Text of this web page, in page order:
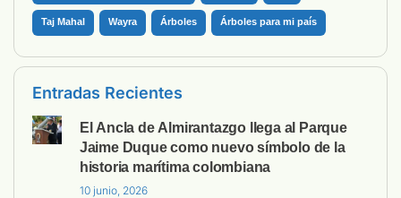
Taj Mahal Wayra Árboles Árboles para mi país
Entradas Recientes
El Ancla de Almirantazgo llega al Parque
Jaime Duque como nuevo símbolo de la
historia marítima colombiana
10 junio, 2026